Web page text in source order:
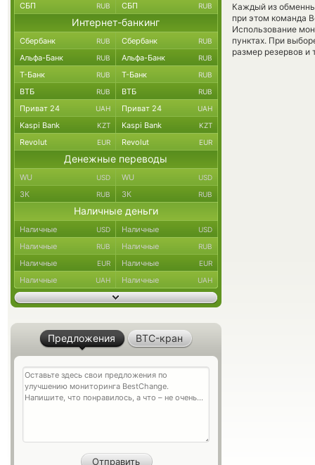
Каждый из
при этом команда
Использование
пунктах. При
размер резервов и
СБП RUB СБП RUB
Интернет-банкинг
Сбербанк RUB Сбербанк RUB
Альфа-Банк RUB Альфа-Банк RUB
Т-Банк RUB Т-Банк RUB
ВТБ RUB ВТБ RUB
Приват 24 UAH Приват 24 UAH
Kaspi Bank KZT Kaspi Bank KZT
Revolut EUR Revolut EUR
Денежные переводы
WU USD WU USD
ЗК RUB ЗК RUB
Наличные деньги
Наличные USD Наличные USD
Наличные RUB Наличные RUB
Наличные EUR Наличные EUR
Наличные UAH Наличные UAH
Предложения BTC-кран